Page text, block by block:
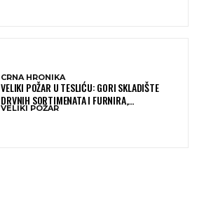
CRNA HRONIKA
VELIKI POŽAR U TESLIĆU: GORI SKLADIŠTE
DRVNIH SORTIMENATA I FURNIRA,
VATROGASCIMA STIŽE POMOĆ IZ VIŠE GRADOVA
VELIKI POŽAR